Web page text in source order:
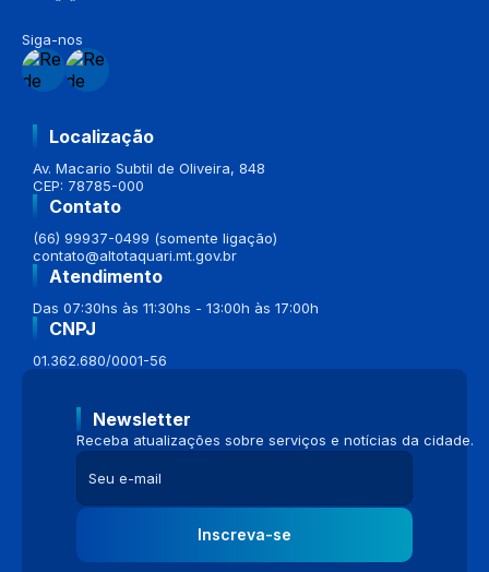
Siga-nos
Localização
Av. Macario Subtil de Oliveira, 848
CEP: 78785-000
Contato
(66) 99937-0499 (somente ligação)
contato@altotaquari.mt.gov.br
Atendimento
Das 07:30hs às 11:30hs - 13:00h às 17:00h
CNPJ
01.362.680/0001-56
Newsletter
Receba atualizações sobre serviços e notícias da cidade.
Inscreva-se